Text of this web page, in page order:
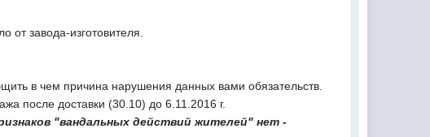
от завода-изготовителя.
в чем причина нарушения данных вами обязательств.
после доставки (30.10) до 6.11.2016 г.
"вандальных действий жителей" нет -